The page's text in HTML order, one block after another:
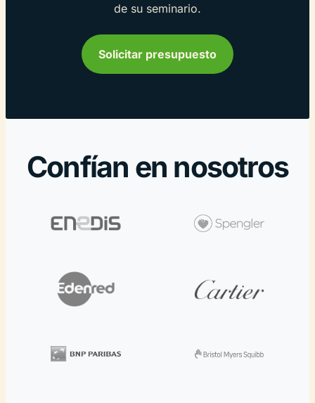
de su seminario.
Solicitar presupuesto
Confían en nosotros